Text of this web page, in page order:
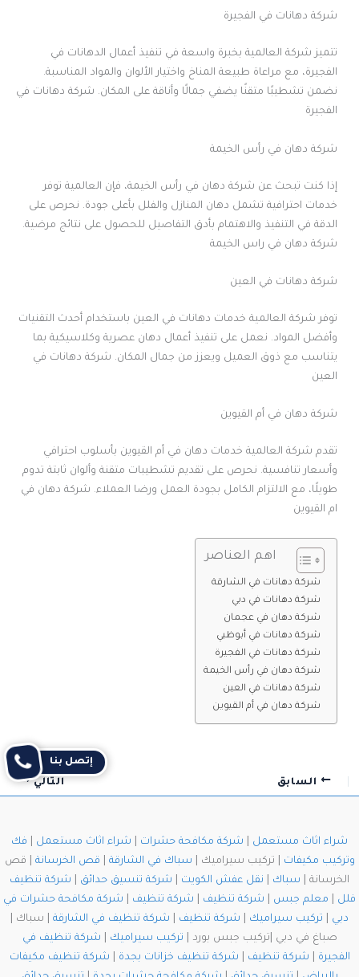
شركة دهانات في الفجيرة
تتميز شركة العالمية بخبرة واسعة في تنفيذ أعمال الدهانات في
الفجيرة، مع مراعاة طبيعة المناخ واختيار الألوان والمواد المناسبة.
نضمن تشطيبًا متقنًا يضفي جمالًا وأناقة على المكان. شركة دهانات في
الفجيرة
شركة دهان في رأس الخيمة
إذا كنت تبحث عن شركة دهان في رأس الخيمة، فإن العالمية توفر
خدمات احترافية تشمل دهان المنازل والفلل بأعلى جودة. نحرص على
الدقة في التنفيذ والاهتمام بأدق التفاصيل للحصول على نتائج مرضية.
شركة دهان في راس الخيمة
شركة دهانات في العين
توفر شركة العالمية خدمات دهانات في العين باستخدام أحدث التقنيات
وأفضل المواد. نعمل على تنفيذ أعمال دهان عصرية وكلاسيكية بما
يتناسب مع ذوق العميل ويعزز من جمال المكان. شركة دهانات في
العين
شركة دهان في أم القيوين
تقدم شركة العالمية خدمات دهان في أم القيوين بأسلوب احترافي
وأسعار تنافسية. نحرص على تقديم تشطيبات متقنة وألوان ثابتة تدوم
طويلًا، مع الالتزام الكامل بجودة العمل ورضا العملاء. شركة دهان في
ام القيوين
اهم العناصر
شركة دهانات في الشارقة
شركة دهانات في دبي
شركة دهان في عجمان
شركة دهانات في أبوظبي
شركة دهانات في الفجيرة
شركة دهان في رأس الخيمة
شركة دهانات في العين
شركة دهان في أم القيوين
السابق التالي
شراء اثاث مستعمل شركة مكافحة حشرات شراء اثاث مستعمل
فك
وتركيب مكيفات
| تركيب سيراميك | سباك في الشارقة قص الخرسانة | قص
الخرسانة | سباك نقل عفش الكويت شركة تنسيق حدائق
شركة تنظيف
فلل
معلم جبس شركة تنظيف شركة تنظيف
شركة مكافحة حشرات في
دبي
تركيب سيراميك شركة تنظيف شركة تنظيف في الشارقة | سباك |
صباغ في دبي |تركيب جبس بورد | تركيب سيراميك
شركة تنظيف في
الفجيرة
شركة تنظيف شركة تنظيف خزانات بجدة
شركة تنظيف مكيفات
إتصل بنا